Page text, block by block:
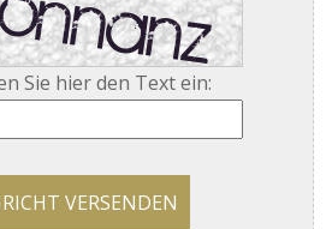
Sie hier den Text ein:
VERSENDEN